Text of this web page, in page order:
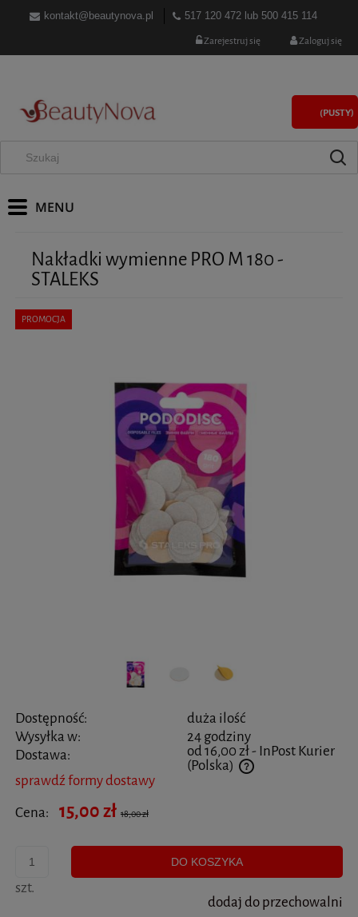
kontakt@beautynova.pl 517 120 472 lub 500 415 114
Zarejestruj się Zaloguj się
(PUSTY)
Nakładki wymienne PRO M 180 -
STALEKS
PROMOCJA
Dostępność:
duża ilość
Wysyłka w:
24 godziny
Dostawa:
od 16,00 zł- InPost Kurier
(Polska)
Cena nie zawiera ewentualnych kosztów płatności
sprawdź formy dostawy
Cena:
15,00 zł 18,00 zł
szt.
DO KOSZYKA
dodaj do przechowalni